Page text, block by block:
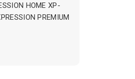
HOME XP-
PREMIUM